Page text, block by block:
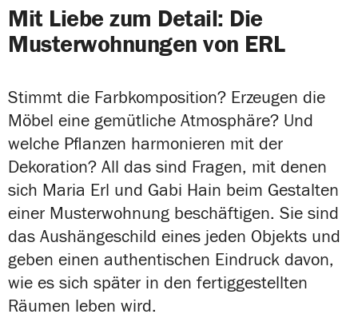
Mit Liebe zum Detail: Die
Musterwohnungen von ERL
Stimmt die Farbkomposition? Erzeugen die
Möbel eine gemütliche Atmosphäre? Und
welche Pflanzen harmonieren mit der
Dekoration? All das sind Fragen, mit denen
sich Maria Erl und Gabi Hain beim Gestalten
einer Musterwohnung beschäftigen. Sie sind
das Aushängeschild eines jeden Objekts und
geben einen authentischen Eindruck davon,
wie es sich später in den fertiggestellten
Räumen leben wird.